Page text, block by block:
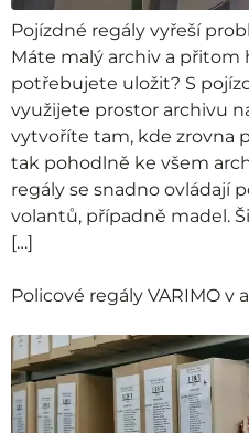
Pojízdné regály vyřeší
Máte malý archiv a
potřebujete uložit? S
využijete prostor archivu
vytvoříte tam, kde zrovna
tak pohodlně ke všem
regály se snadno ovládají
volantů, případně madel.
[…]
Policové regály VARIMO v